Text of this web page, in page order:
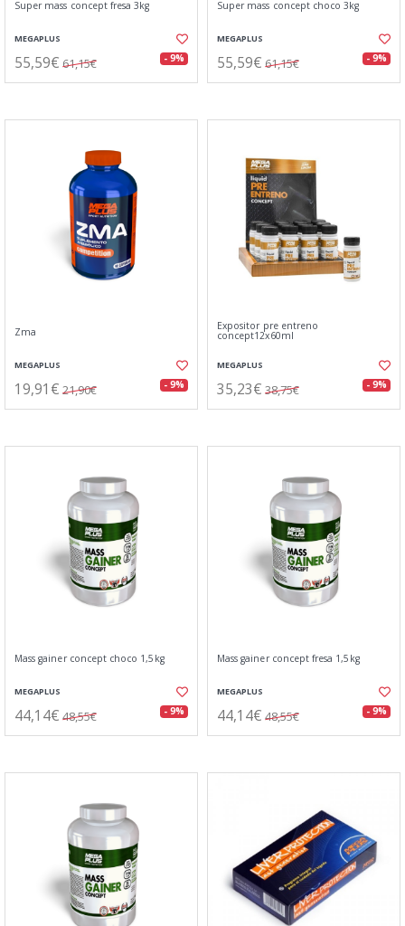
Super mass concept fresa 3kg
MEGAPLUS
55,59€ 61,15€ - 9%
Super mass concept choco 3kg
MEGAPLUS
55,59€ 61,15€ - 9%
Zma
MEGAPLUS
19,91€ 21,90€ - 9%
Expositor pre entreno
concept12x60ml
MEGAPLUS
35,23€ 38,75€ - 9%
Mass gainer concept choco 1,5kg
MEGAPLUS
44,14€ 48,55€ - 9%
Mass gainer concept fresa 1,5kg
MEGAPLUS
44,14€ 48,55€ - 9%